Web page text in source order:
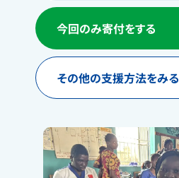
今回のみ寄付をする
その他の支援方法をみる